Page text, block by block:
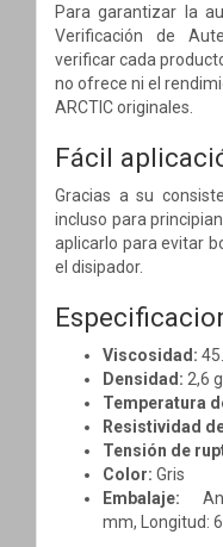
Para garantizar la
Verificación de
verificar cada
no ofrece ni el
ARCTIC originales.
Fácil
Gracias a su
incluso para
aplicarlo para evitar
el disipador.
Viscosidad:
Densidad: 2,6
Temperatura
Resistividad
Tensión de
Color: Gris
Embalaje:
mm,
Longitud: